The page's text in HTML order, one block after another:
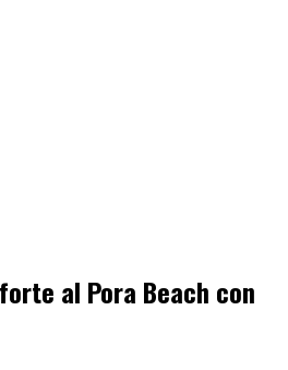
al Pora Beach con